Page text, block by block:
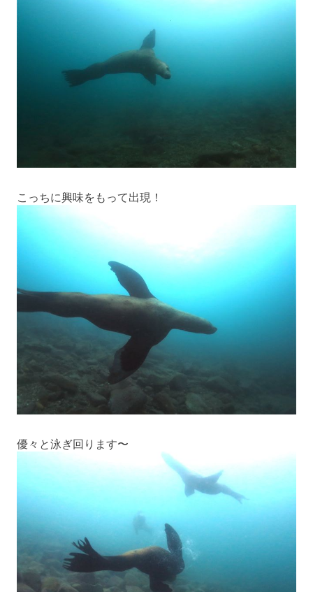
こっちに興味をもって出現！
優々と泳ぎ回ります〜